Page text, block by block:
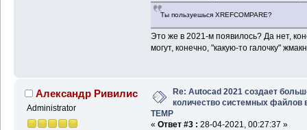
Ты пользуешься XREFCOMPARE?
Это же в 2021-м появилось? Да нет,
могут, конечно, "какую-то галочку"
Александр Ривилис
Administrator
Re: Autocad 2021 создает
количество системных файлов
TEMP
« Ответ #3 : 28-04-2021, 00:27:37 »